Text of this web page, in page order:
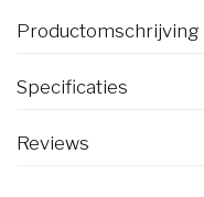
Productomschrijving
Specificaties
Reviews